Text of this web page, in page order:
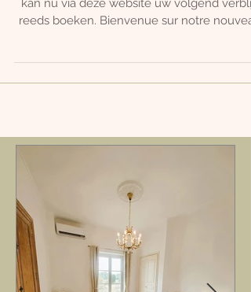
Van harte welkom op onze nieuwe website. U
kan nu via deze website uw volgend verblijf
site...